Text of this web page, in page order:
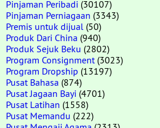
Pinjaman Peribadi (30107)
Pinjaman Perniagaan (3343)
Premis untuk dijual (50)
Produk Dari China (940)
Produk Sejuk Beku (2802)
Program Consignment (3023)
Program Dropship (13197)
Pusat Bahasa (874)
Pusat Jagaan Bayi (4701)
Pusat Latihan (1558)
Pusat Memandu (222)